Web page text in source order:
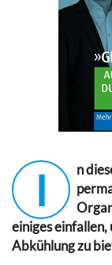
I
n
einiges einfallen,
Abkühlung zu